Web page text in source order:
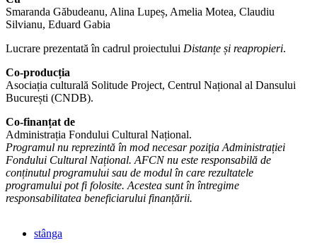
Smaranda Găbudeanu, Alina Lupeș, Amelia Motea, Claudiu
Silvianu, Eduard Gabia
Lucrare prezentată în cadrul proiectului Distanțe și reapropieri.
Co-producția
Asociația culturală Solitude Project, Centrul Național al Dansului
București (CNDB).
Co-finanțat de
Administrația Fondului Cultural Național.
Programul nu reprezintă în mod necesar poziţia Administrației
Fondului Cultural Național. AFCN nu este responsabilă de
conținutul programului sau de modul în care rezultatele
programului pot fi folosite. Acestea sunt în întregime
responsabilitatea beneficiarului finanțării.
stânga